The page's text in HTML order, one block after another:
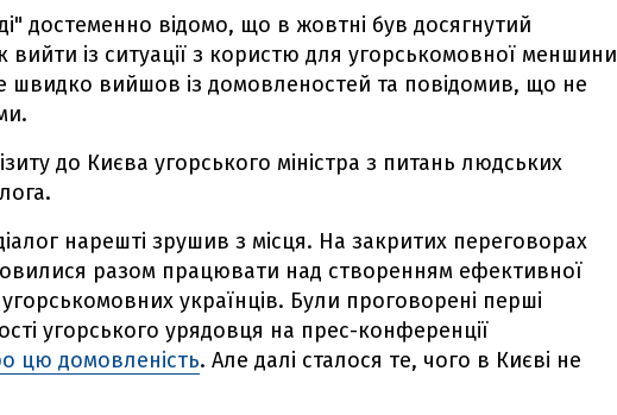
достеменно відомо, що в жовтні був досягнутий
вийти із ситуації з користю для угорськомовної меншини
швидко вийшов із домовленостей та повідомив, що не
до Києва угорського міністра з питань людських
нарешті зрушив з місця. На закритих переговорах
разом працювати над створенням ефективної
українців. Були проговорені перші
угорського урядовця на прес-конференції
цю домовленість. Але далі сталося те, чого в Києві не